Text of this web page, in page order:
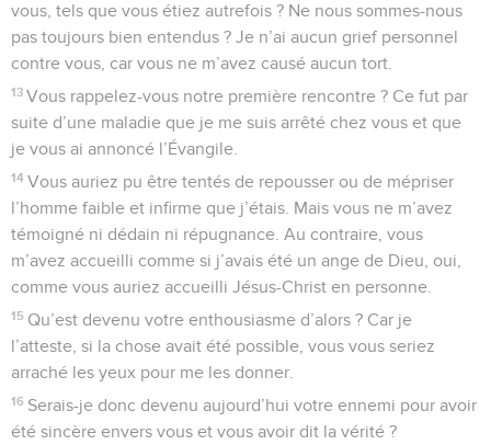
vous, tels que vous étiez autrefois ? Ne nous sommes-nous
pas toujours bien entendus ? Je n’ai aucun grief personnel
contre vous, car vous ne m’avez causé aucun tort.
13 Vous rappelez-vous notre première rencontre ? Ce fut par
suite d’une maladie que je me suis arrêté chez vous et que
je vous ai annoncé l’Évangile.
14 Vous auriez pu être tentés de repousser ou de mépriser
l’homme faible et infirme que j’étais. Mais vous ne m’avez
témoigné ni dédain ni répugnance. Au contraire, vous
m’avez accueilli comme si j’avais été un ange de Dieu, oui,
comme vous auriez accueilli Jésus-Christ en personne.
15 Qu’est devenu votre enthousiasme d’alors ? Car je
l’atteste, si la chose avait été possible, vous vous seriez
arraché les yeux pour me les donner.
16 Serais-je donc devenu aujourd’hui votre ennemi pour avoir
été sincère envers vous et vous avoir dit la vérité ?